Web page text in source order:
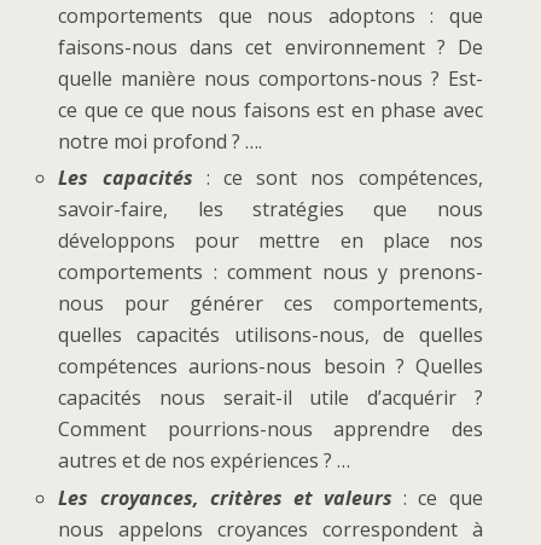
comportements que nous adoptons : que
faisons-nous dans cet environnement ? De
quelle manière nous comportons-nous ? Est-
ce que ce que nous faisons est en phase avec
notre moi profond ? ….
Les capacités : ce sont nos compétences,
savoir-faire, les stratégies que nous
développons pour mettre en place nos
comportements : comment nous y prenons-
nous pour générer ces comportements,
quelles capacités utilisons-nous, de quelles
compétences aurions-nous besoin ? Quelles
capacités nous serait-il utile d’acquérir ?
Comment pourrions-nous apprendre des
autres et de nos expériences ? …
Les croyances, critères et valeurs : ce que
nous appelons croyances correspondent à